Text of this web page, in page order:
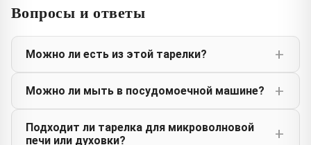
Вопросы и ответы
Можно ли есть из этой тарелки?
Можно ли мыть в посудомоечной машине?
Подходит ли тарелка для микроволновой
печи или духовки?